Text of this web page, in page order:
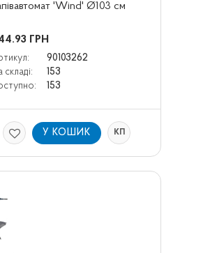
'Wind' Ø103 cм
ГРН
90103262
складі:
153
153
У КОШИК КП